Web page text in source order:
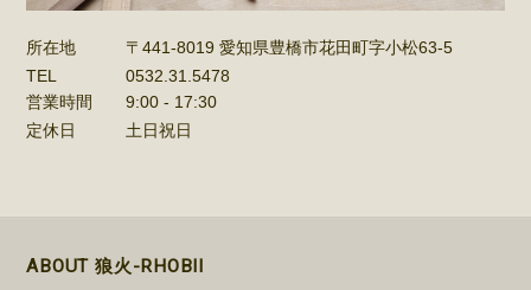
所在地
〒441-8019 愛知県豊橋市花田町字小松63-5
TEL
0532.31.5478
営業時間
9:00 - 17:30
定休日
土日祝日
ABOUT 狼火-RHOBII